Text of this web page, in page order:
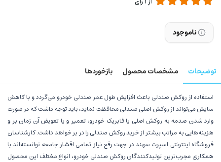
ناموجود
توضیحات مشخصات محصول بازخوردها
استفاده از روکش صندلی باعث افزایش طول عمر صندلی خودرو می‌گردد و با کاهش
سایش می‌تواند از روکش اصلی صندلی محافظت نماید، باید توجه داشت که در صورت
وارد شدن صدمه به روکش اصلی یا فابریک خودرو، تعمیر و یا تعویض آن زمان بر و
هزینه‌هایی به مراتب بیشتر از خرید روکش صندلی را در بر خواهد داشت. کارشناسان
فروشگاه اینترنتی اسپرت سهند در جهت رفع نیاز تمامی اقشار جامعه توانسته‌اند با
همکاری مجرب‌ترین تولیدکنندگان روکش صندلی خودرو، انواع مختلف این محصول